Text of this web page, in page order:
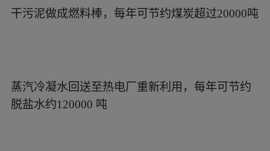
干污泥做成燃料棒，每年可节约煤炭超过20000吨
蒸汽冷凝水回送至热电厂重新利用，每年可节约
脱盐水约120000 吨